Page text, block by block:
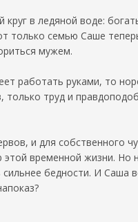
в ледяной воде:
только семью Саше
мужем.
работать руками, то
только труд и
и для собственного
временной жизни.
бедности. И